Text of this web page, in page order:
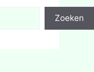
Zoeken